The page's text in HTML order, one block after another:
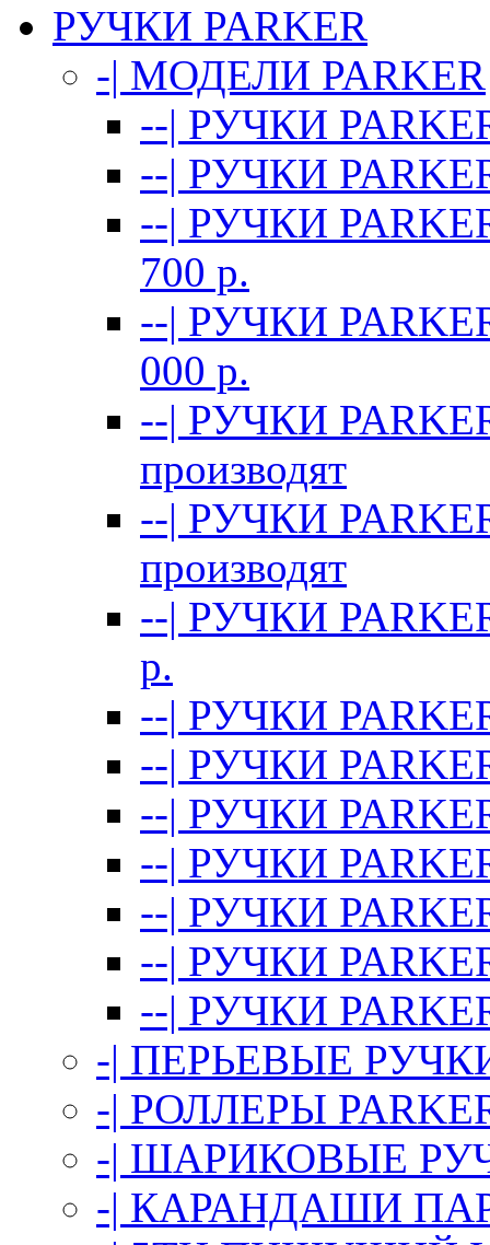
РУЧКИ PARKER
-| МОДЕЛИ PARKER
--| РУЧКИ
--| РУЧКИ
--| РУЧКИ
700 p.
--| РУЧКИ
000 p.
--| РУЧКИ
производят
--| РУЧКИ
производят
--| РУЧКИ
p.
--| РУЧКИ
--| РУЧКИ
--| РУЧКИ
--| РУЧКИ
--| РУЧКИ
--| РУЧКИ
--| РУЧКИ
-| ПЕРЬЕВЫЕ
-| РОЛЛЕРЫ
-| ШАРИКОВЫЕ
-| КАРАНДАШИ